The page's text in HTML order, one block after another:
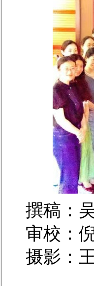
撰稿：
审校 ：
摄影：